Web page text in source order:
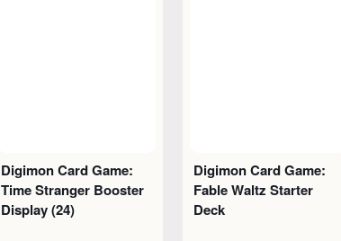
Digimon Card Game:
Time Stranger Booster
Display (24)
Digimon Card Game:
Fable Waltz Starter
Deck